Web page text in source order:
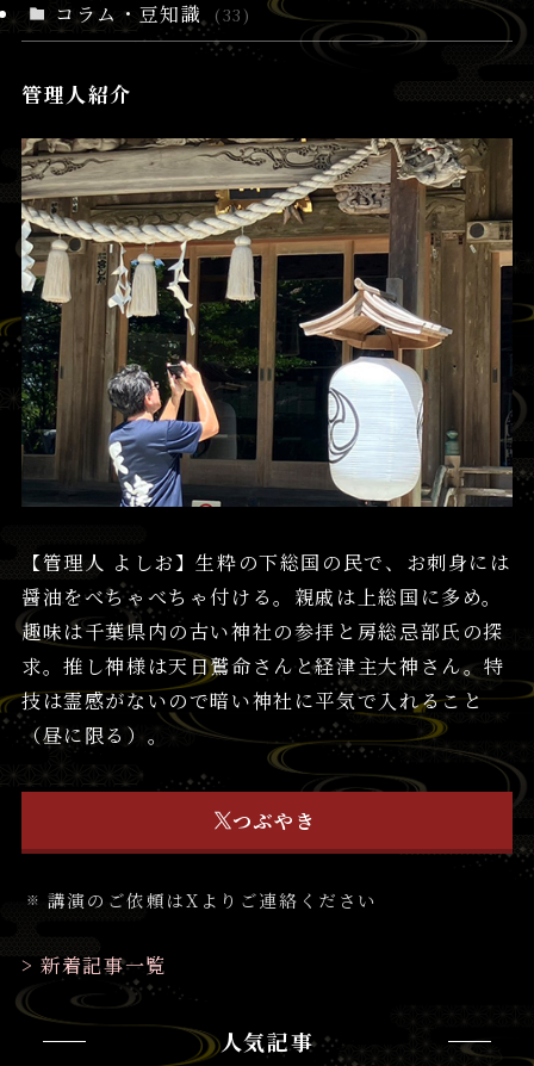
コラム・豆知識 (33)
管理人紹介
【管理人 よしお】生粋の下総国の民で、お刺身には
醤油をべちゃべちゃ付ける。親戚は上総国に多め。
趣味は千葉県内の古い神社の参拝と房総忌部氏の探
求。推し神様は天日鷲命さんと経津主大神さん。特
技は霊感がないので暗い神社に平気で入れること
（昼に限る）。
つぶやき
講演のご依頼はXよりご連絡ください
> 新着記事一覧
人気記事